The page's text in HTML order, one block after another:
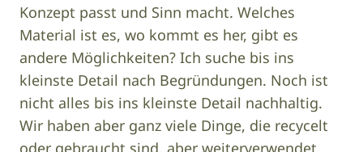
Konzept passt und Sinn macht. Welches
Material ist es, wo kommt es her, gibt es
andere Möglichkeiten? Ich suche bis ins
kleinste Detail nach Begründungen. Noch ist
nicht alles bis ins kleinste Detail nachhaltig.
Wir haben aber ganz viele Dinge, die recycelt
oder gebraucht sind, aber weiterverwendet